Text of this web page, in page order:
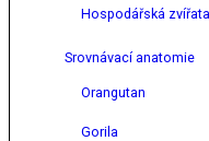
Hospodářská
Srovnávací anatomie
Orangutan
Gorila